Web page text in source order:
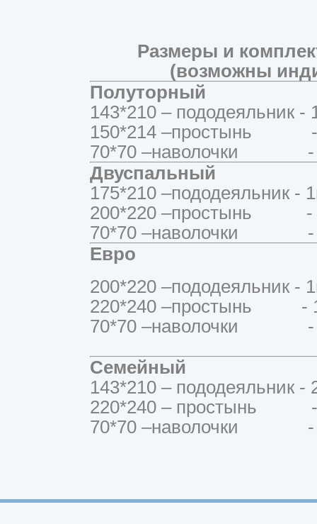
Размеры и
(возможны
Полуторный
143*210 – пододеяльник -
150*214 –простынь -
70*70 –наволочки -
Двуспальный
175*210 –пододеяльник -
200*220 –простынь -
70*70 –наволочки -
Евро
200*220 –пододеяльник -
220*240 –простынь -
70*70 –наволочки -
Семейный
143*210 – пододеяльник -
220*240 – простынь -
70*70 –наволочки -